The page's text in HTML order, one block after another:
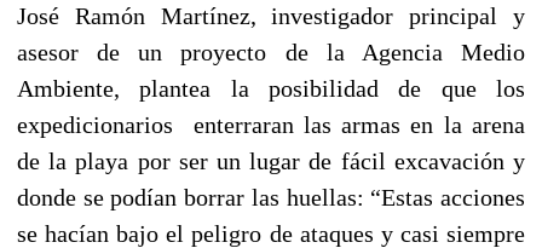
José Ramón Martínez, investigador principal y
asesor de un proyecto de la Agencia Medio
Ambiente, plantea la posibilidad de que los
expedicionarios enterraran las armas en la arena
de la playa por ser un lugar de fácil excavación y
donde se podían borrar las huellas: “Estas acciones
se hacían bajo el peligro de ataques y casi siempre